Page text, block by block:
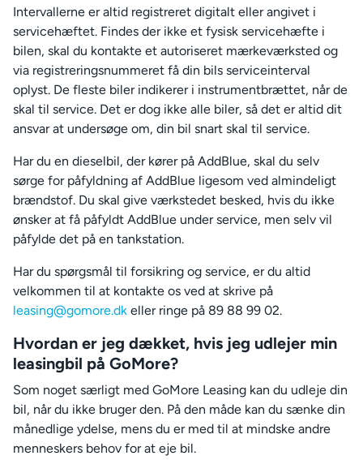
Intervallerne er altid registreret digitalt eller angivet i
servicehæftet. Findes der ikke et fysisk servicehæfte i
bilen, skal du kontakte et autoriseret mærkeværksted og
via registreringsnummeret få din bils serviceinterval
oplyst. De fleste biler indikerer i instrumentbrættet, når de
skal til service. Det er dog ikke alle biler, så det er altid dit
ansvar at undersøge om, din bil snart skal til service.
Har du en dieselbil, der kører på AddBlue, skal du selv
sørge for påfyldning af AddBlue ligesom ved almindeligt
brændstof. Du skal give værkstedet besked, hvis du ikke
ønsker at få påfyldt AddBlue under service, men selv vil
påfylde det på en tankstation.
Har du spørgsmål til forsikring og service, er du altid
velkommen til at kontakte os ved at skrive på
leasing@gomore.dk eller ringe på 89 88 99 02.
Hvordan er jeg dækket, hvis jeg udlejer min
leasingbil på GoMore?
Som noget særligt med GoMore Leasing kan du udleje din
bil, når du ikke bruger den. På den måde kan du sænke din
månedlige ydelse, mens du er med til at mindske andre
menneskers behov for at eje bil.